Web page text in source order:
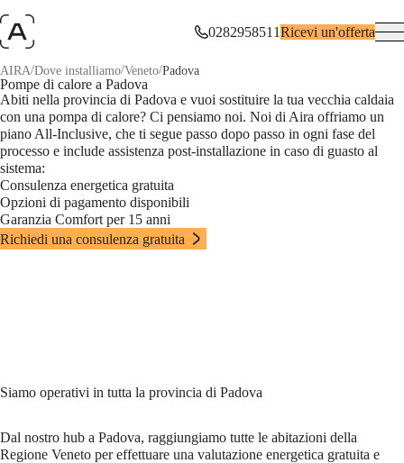
0282958511Ricevi un'offerta
AIRA/Dove installiamo/Veneto/Padova
Pompe di calore a Padova
Abiti nella provincia di Padova e vuoi sostituire la tua vecchia caldaia
con una pompa di calore? Ci pensiamo noi. Noi di Aira offriamo un
piano All-Inclusive, che ti segue passo dopo passo in ogni fase del
processo e include assistenza post-installazione in caso di guasto al
sistema:
Consulenza energetica gratuita
Opzioni di pagamento disponibili
Garanzia Comfort per 15 anni
Richiedi una consulenza gratuita
Siamo operativi in tutta la provincia di Padova
Dal nostro hub a Padova, raggiungiamo tutte le abitazioni della
Regione Veneto per effettuare una valutazione energetica gratuita e